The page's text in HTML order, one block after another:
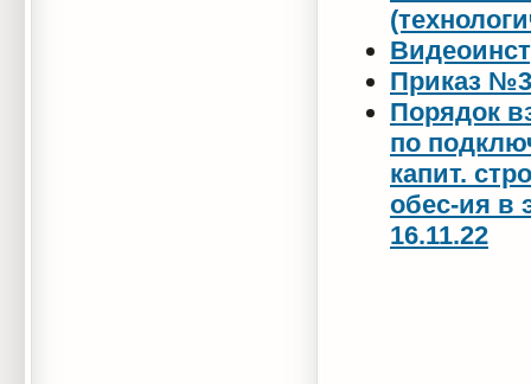
Приказ
Порядок
по
капит.
обес-ия в
16.11.22